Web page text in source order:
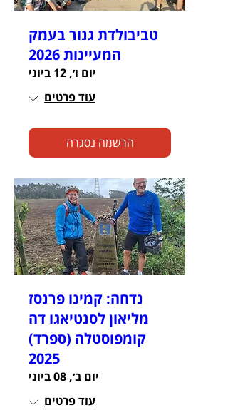
טביבולדת גנור בעמק
המעיינות 2026
יום ו׳, 12 ביוני
עוד פרטים
הרשמה נסגרה
נדחה: קמינו פרנסז
מליאון לסנטיאגו דה
קומפוסטלה (ספרד)
2025
יום ב׳, 08 ביוני
עוד פרטים